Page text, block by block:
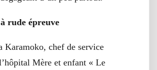
rude épreuve
chef de service
Mère et enfant « Le